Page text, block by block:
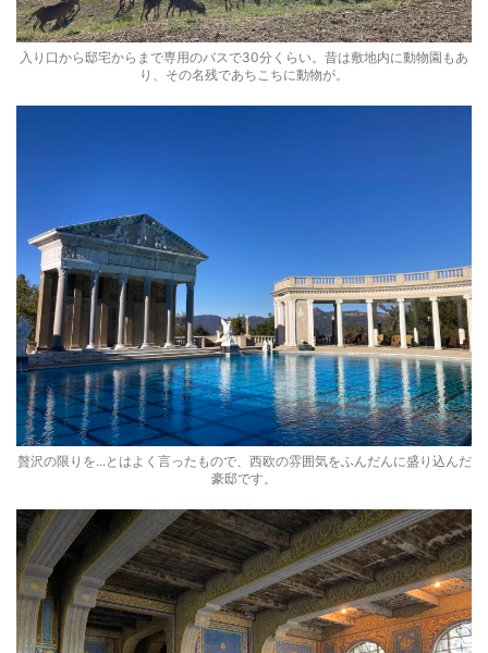
入り口から邸宅からまで専用のバスで30分くらい。昔は敷地内に動物園もあ
り、その名残であちこちに動物が。
贅沢の限りを...とはよく言ったもので、西欧の雰囲気をふんだんに盛り込んだ
豪邸です。